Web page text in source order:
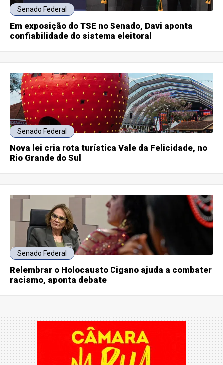
Senado Federal
Em exposição do TSE no Senado, Davi aponta
confiabilidade do sistema eleitoral
Senado Federal
Nova lei cria rota turística Vale da Felicidade, no
Rio Grande do Sul
Senado Federal
Relembrar o Holocausto Cigano ajuda a combater
racismo, aponta debate